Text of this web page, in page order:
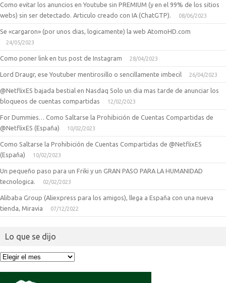
Como evitar los anuncios en Youtube sin PREMIUM (y en el 99% de los sitios
webs) sin ser detectado. Articulo creado con IA (ChatGTP).
08/06/2023
Se «cargaron» (por unos dias, logicamente) la web AtomoHD.com
24/05/2023
Como poner link en tus post de Instagram 28/04/2023
Lord Draugr, ese Youtuber mentirosillo o sencillamente imbecil 26/04/2023
@NetflixES bajada bestial en Nasdaq Solo un dia mas tarde de anunciar los
bloqueos de cuentas compartidas
12/02/2023
For Dummies… Como Saltarse la Prohibición de Cuentas Compartidas de
@NetflixES (España)
10/02/2023
Como Saltarse la Prohibición de Cuentas Compartidas de @NetflixES
(España)
10/02/2023
Un pequeño paso para un Friki y un GRAN PASO PARA LA HUMANIDAD
tecnologica.
02/02/2023
Alibaba Group (Aliexpress para los amigos), llega a España con una nueva
tienda, Miravia
07/12/2022
Lo que se dijo
Lo